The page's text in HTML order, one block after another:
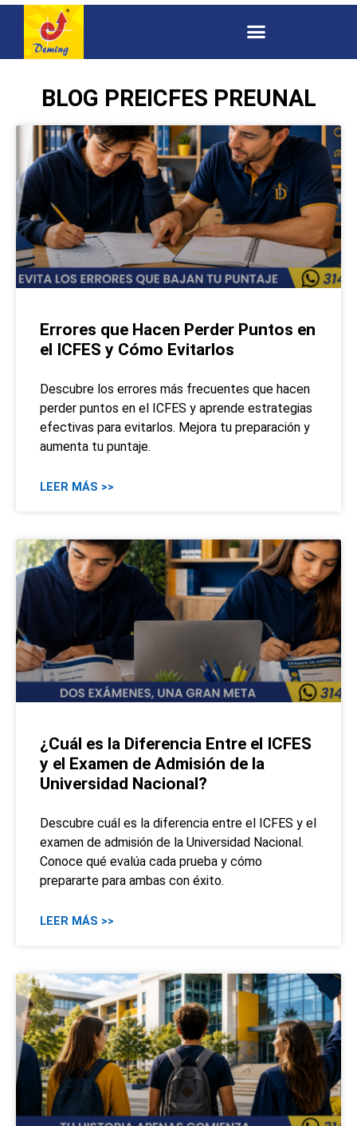
BLOG PREICFES PREUNAL
Errores que Hacen Perder Puntos en
el ICFES y Cómo Evitarlos
Descubre los errores más frecuentes que hacen
perder puntos en el ICFES y aprende estrategias
efectivas para evitarlos. Mejora tu preparación y
aumenta tu puntaje.
LEER MÁS >>
¿Cuál es la Diferencia Entre el ICFES
y el Examen de Admisión de la
Universidad Nacional?
Descubre cuál es la diferencia entre el ICFES y el
examen de admisión de la Universidad Nacional.
Conoce qué evalúa cada prueba y cómo
prepararte para ambas con éxito.
LEER MÁS >>